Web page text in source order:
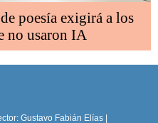
poesía exigirá a los
no usaron IA
Gustavo Fabián Elías |